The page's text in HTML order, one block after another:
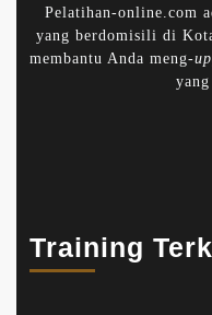
Pelatihan-online.com
yang berdomisili di
membantu Anda meng-
Training